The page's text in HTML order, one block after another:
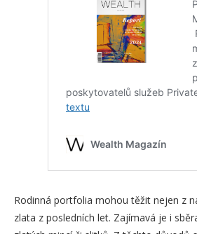
Rodinná portfolia mohou těžit nejen z
zlata z posledních let. Zajímavá je i